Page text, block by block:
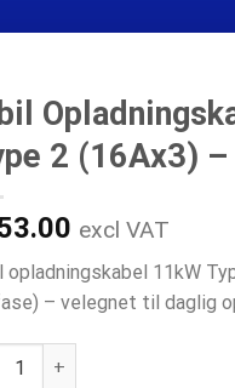
2 (16Ax3)
excl VAT
opladningskabel 11kW
– velegnet til daglig
Opladningskabel 11 kW